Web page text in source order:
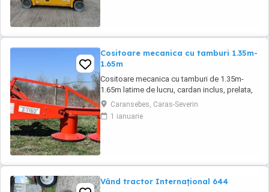
Cositoare mecanica cu tamburi 1.35m-
1.65m
Cositoare mecanica cu tamburi de 1.35m-
1.65m latime de lucru, cardan inclus, prelata,
cheie de cutite Transport in toate judetele
Caransebes, Caras-Severin
1 ianuarie
Vând tractor Internațional 644